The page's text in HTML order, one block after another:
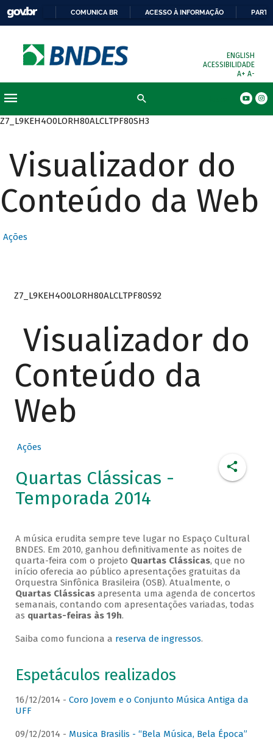
COMUNICA BR ACESSO À INFORMAÇÃO
ENGLISH
ACESSIBILIDADE
A+ A-
Z7_L9KEH4O0LORH80ALCLTPF80SH3
Visualizador do
Conteúdo da Web
Ações
Z7_L9KEH4O0LORH80ALCLTPF80S92
Visualizador do
Conteúdo da
Web
Ações
Quartas Clássicas -
Temporada 2014
A música erudita sempre teve lugar no Espaço Cultural
BNDES. Em 2010, ganhou definitivamente as noites de
quarta-feira com o projeto Quartas Clássicas, que no
início oferecia ao público apresentações gratuitas da
Orquestra Sinfônica Brasileira (OSB). Atualmente, o
Quartas Clássicasapresenta uma agenda de concertos
semanais, contando com apresentações variadas, todas
as quartas-feiras às 19h.
Saiba como funciona a reserva de ingressos.
Espetáculos realizados
16/12/2014 - Coro Jovem e o Conjunto Música Antiga da
UFF
09/12/2014 - Musica Brasilis - “Bela Música, Bela Época”